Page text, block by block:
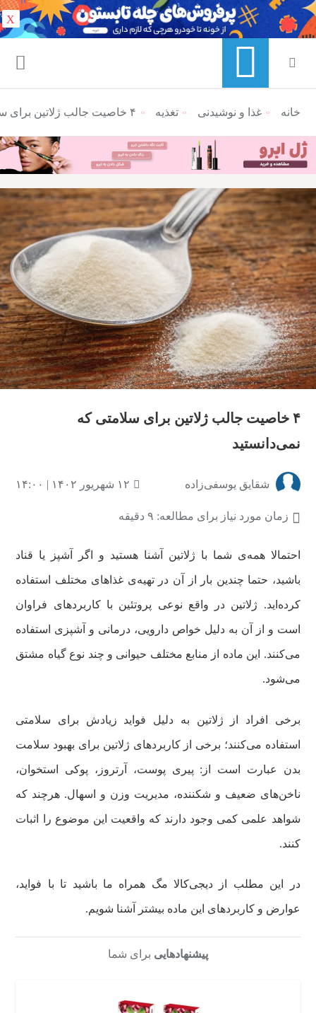
منوی ناوبری خرده نان
خانه غذا و نوشیدنی تغذیه ۴ خاصیت جالب ژلاتین برای سلامتی که نمی‌دانستید
۴ خاصیت جالب ژلاتین برای سلامتی که
نمی‌دانستید
شقایق یوسفی‌زاده ۱۲ شهریور ۱۴۰۲ | ۱۴:۰۰
زمان مورد نیاز برای مطالعه: ۹ دقیقه
احتمالا همه‌ی شما با ژلاتین آشنا هستید و اگر آشپز یا قناد
باشید، حتما چندین بار از آن در تهیه‌ی غذاهای مختلف استفاده
کرده‌اید. ژلاتین در واقع نوعی پروتئین با کاربردهای فراوان
است و از آن به دلیل خواص دارویی، درمانی و آشپزی استفاده
می‌کنند. این ماده از منابع مختلف حیوانی و چند نوع گیاه مشتق
می‌شود.
برخی افراد از ژلاتین به دلیل فواید زیادش برای سلامتی
استفاده می‌کنند؛ برخی از کاربردهای ژلاتین برای بهبود سلامت
بدن عبارت است از: پیری پوست، آرتروز، پوکی استخوان،
ناخن‌های ضعیف و شکننده، مدیریت وزن و اسهال. هرچند که
شواهد علمی کمی وجود دارند که واقعیت این موضوع را اثبات
کنند.
در این مطلب از دیجی‌کالا مگ همراه ما باشید تا با فواید،
عوارض و کاربردهای این ماده بیشتر آشنا شویم.
پیشنهادهایی برای شما
X